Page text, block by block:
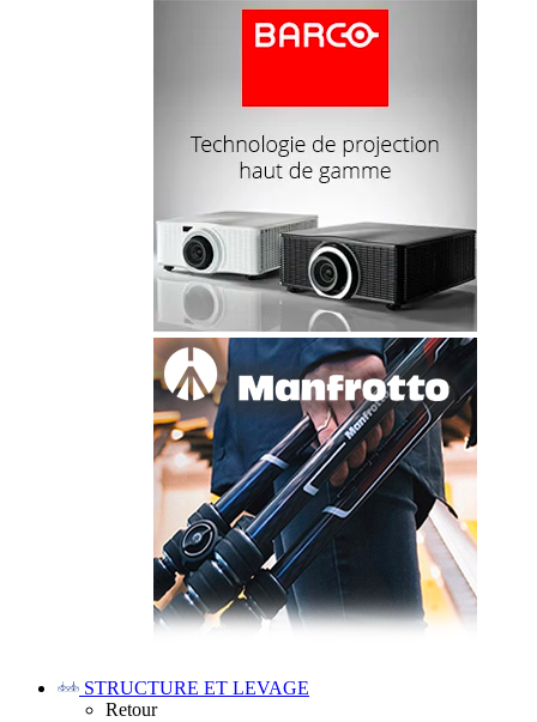
STRUCTURE ET LEVAGE
Retour